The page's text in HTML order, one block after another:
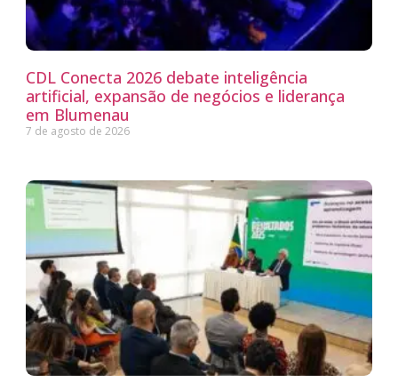
CDL Conecta 2026 debate inteligência
artificial, expansão de negócios e liderança
em Blumenau
7 de agosto de 2026